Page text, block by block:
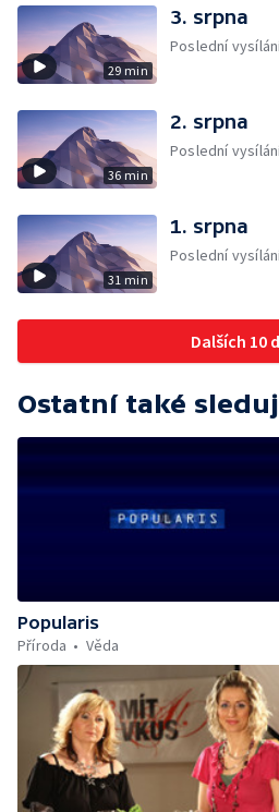
29 min
3. srpna
Poslední
36 min
2. srpna
Poslední
31 min
1. srpna
Poslední
Dalších 10
Ostatní také
Popularis
Příroda
Věda